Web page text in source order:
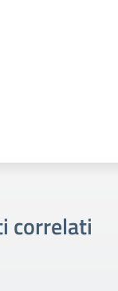
correlati